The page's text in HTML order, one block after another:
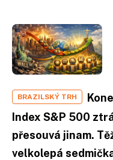
BRAZILSKÝ TRH
Index S&P 500
přesouvá jinam.
velkolepá